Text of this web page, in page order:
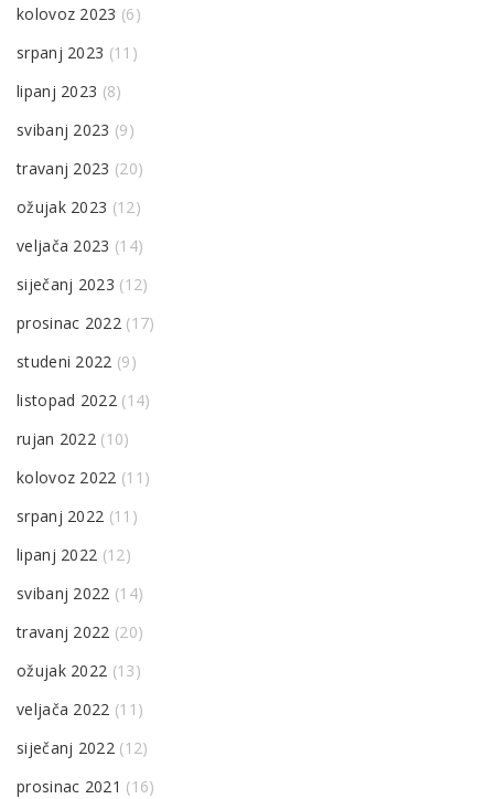
kolovoz 2023 (6)
srpanj 2023 (11)
lipanj 2023 (8)
svibanj 2023 (9)
travanj 2023 (20)
ožujak 2023 (12)
veljača 2023 (14)
siječanj 2023 (12)
prosinac 2022(17)
studeni 2022 (9)
listopad 2022(14)
rujan 2022 (10)
kolovoz 2022 (11)
srpanj 2022 (11)
lipanj 2022 (12)
svibanj 2022 (14)
travanj 2022 (20)
ožujak 2022 (13)
veljača 2022 (11)
siječanj 2022(12)
prosinac 2021 (16)